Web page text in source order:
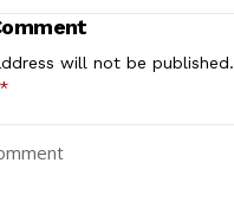
will not be published.
*